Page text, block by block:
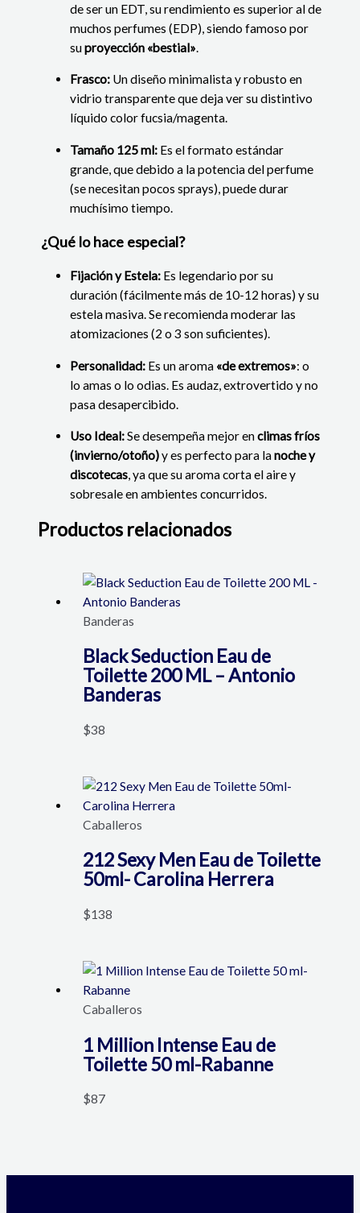
de ser un EDT, su rendimiento es superior al de
muchos perfumes (EDP), siendo famoso por
suproyección «bestial».
Frasco: Un diseño minimalista y robusto en
vidrio transparente que deja ver su distintivo
líquido color fucsia/magenta.
Tamaño 125 ml: Es el formato estándar
grande, que debido a la potencia del perfume
(se necesitan pocos sprays), puede durar
muchísimo tiempo.
¿Qué lo hace especial?
Fijación y Estela: Es legendario por su
duración (fácilmente más de 10-12 horas) y su
estela masiva. Se recomienda moderar las
atomizaciones (2 o 3 son suficientes).
Personalidad: Es un aroma «de extremos»: o
lo amas o lo odias. Es audaz, extrovertido y no
pasa desapercibido.
Uso Ideal:Se desempeña mejor enclimas fríos
(invierno/otoño)y es perfecto para lanoche y
discotecas, ya que su aroma corta el aire y
sobresale en ambientes concurridos.
Productos relacionados
Banderas
Black Seduction Eau de
Toilette 200 ML – Antonio
Banderas
$38
Caballeros
212 Sexy Men Eau de Toilette
50ml- Carolina Herrera
$138
Caballeros
1 Million Intense Eau de
Toilette 50 ml-Rabanne
$87